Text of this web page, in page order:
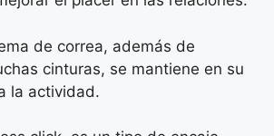
de correa, además de
cinturas, se mantiene en su
la actividad.